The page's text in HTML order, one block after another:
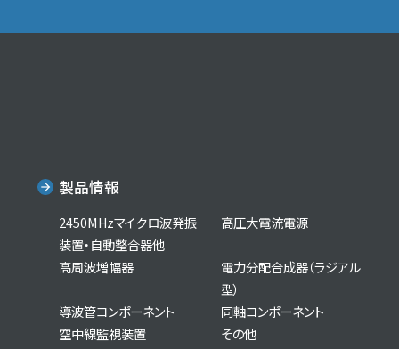
製品情報
2450MHzマイクロ波発振
装置・自動整合器他
高圧大電流電源
高周波増幅器
電力分配合成器（ラジアル
型）
導波管コンポーネント
同軸コンポーネント
空中線監視装置
その他